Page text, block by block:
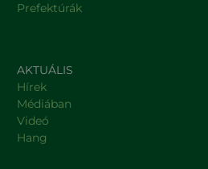
Prefektúrák
AKTUÁLIS
Hírek
Médiában
Videó
Hang